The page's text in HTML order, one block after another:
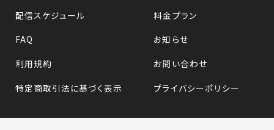
配信スケジュール
料金プラン
FAQ
お知らせ
利用規約
お問い合わせ
特定商取引法に基づく表示
プライバシーポリシー